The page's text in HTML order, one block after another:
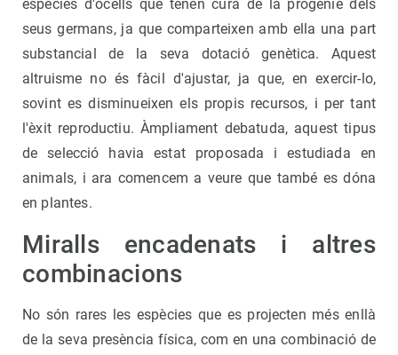
espècies d'ocells que tenen cura de la progènie dels
seus germans, ja que comparteixen amb ella una part
substancial de la seva dotació genètica. Aquest
altruisme no és fàcil d'ajustar, ja que, en exercir-lo,
sovint es disminueixen els propis recursos, i per tant
l'èxit reproductiu. Àmpliament debatuda, aquest tipus
de selecció havia estat proposada i estudiada en
animals, i ara comencem a veure que també es dóna
en plantes.
Miralls encadenats i altres
combinacions
No són rares les espècies que es projecten més enllà
de la seva presència física, com en una combinació de